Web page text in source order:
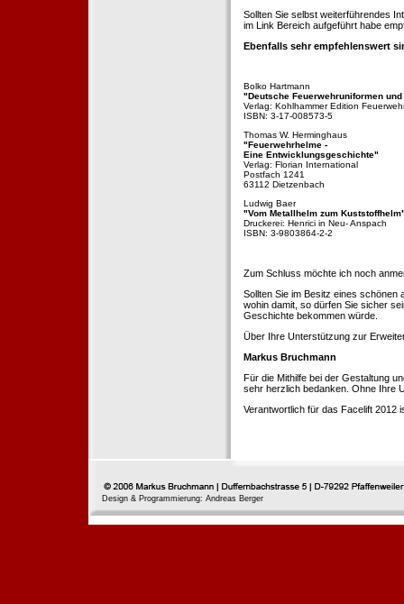
Sollten Sie selbst weiterführendes
im Link Bereich aufgeführt habe
Ebenfalls sehr empfehlenswert
Bolko Hartmann
"Deutsche Feuerwehruniformen
Verlag: Kohlhammer Edition
ISBN: 3-17-008573-5
Thomas W. Herminghaus
"Feuerwehrhelme -
Eine Entwicklungsgeschichte"
Verlag: Florian International
Postfach 1241
63112 Dietzenbach
Ludwig Baer
"Vom Metallhelm zum
Druckerei: Henrici in Neu- Anspach
ISBN: 3-9803864-2-2
Zum Schluss möchte ich noch
Sollten Sie im Besitz eines schönen
wohin damit, so dürfen Sie sicher
Geschichte bekommen würde.
Über Ihre Unterstützung zur
Markus Bruchmann
Für die Mithilfe bei der Gestaltung
sehr herzlich bedanken. Ohne Ihre
Verantwortlich für das Facelift 2012
Design & Programmierung: Andreas Berger